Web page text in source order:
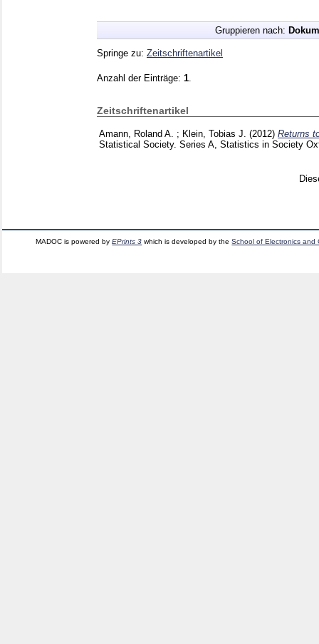
Gruppieren nach:
Springe zu: Zeitschriftenartikel
Anzahl der Einträge: 1
Zeitschriftenartikel
Amann, Roland A. ; Klein, Tobias J. (2012) Returns
Statistical Society. Series A, Statistics in Society
MADOC is powered byEPrints 3 which is developed by theSchool of Electronics and